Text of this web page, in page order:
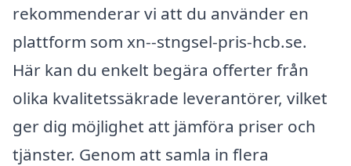
rekommenderar vi att du använder en
plattform som xn--stngsel-pris-hcb.se.
Här kan du enkelt begära offerter från
olika kvalitetssäkrade leverantörer, vilket
ger dig möjlighet att jämföra priser och
tjänster. Genom att samla in flera